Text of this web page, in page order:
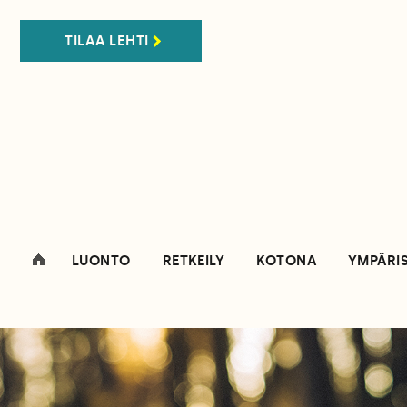
TILAA LEHTI
LUONTO RETKEILY KOTONA